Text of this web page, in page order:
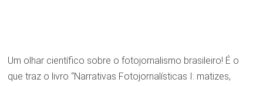
Um olhar científico sobre o fotojornalismo brasileiro! É o
que traz o livro “Narrativas Fotojornalísticas I: matizes,